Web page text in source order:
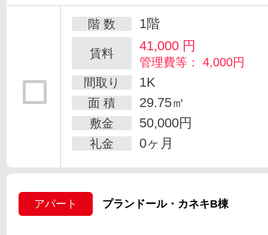
階 数 1階
賃料 41,000 円
管理費等： 4,000円
間取り
1K
面 積 29.75㎡
敷金 50,000円
礼金 0ヶ月
アパート プランドール・カネキB棟